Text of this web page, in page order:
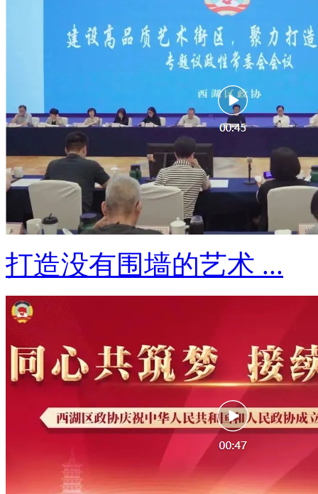
打造没有围墙的艺术 ...